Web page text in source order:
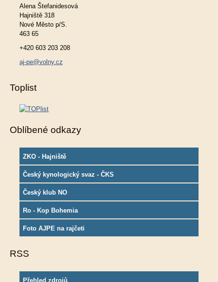
Alena Štefanidesová
Hajniště 318
Nové Město p/S.
463 65
+420 603 203 208
aj-pe@volny.cz
Toplist
Oblíbené odkazy
ZKO - Hajniště
Český kynologický svaz - ČKS
Český klub NO
Ro - Kop Bohemia
Foto AJPE na rajčeti
RSS
Přehled zdrojů